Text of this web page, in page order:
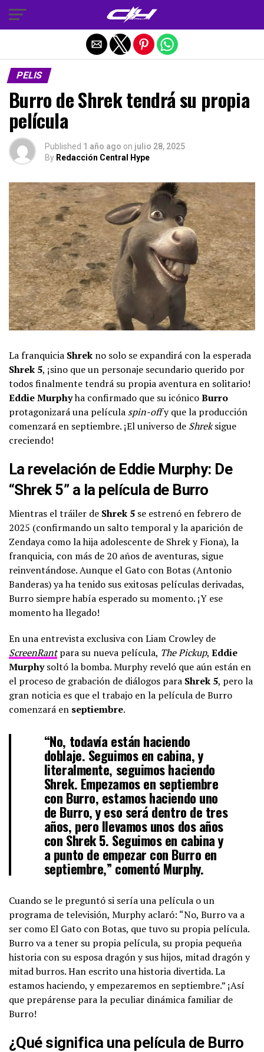
PELIS
Burro de Shrek tendrá su propia
película
Published 1 año ago on julio 28, 2025
By Redacción Central Hype
La franquicia Shrek no solo se expandirá con la esperada
Shrek 5, ¡sino que un personaje secundario querido por
todos finalmente tendrá su propia aventura en solitario!
Eddie Murphyha confirmado que su icónicoBurro
protagonizará una película spin-offy que la producción
comenzará en septiembre. ¡El universo de Shreksigue
creciendo!
La revelación de Eddie Murphy: De
“Shrek 5” a la película de Burro
Mientras el tráiler de Shrek 5 se estrenó en febrero de
2025 (confirmando un salto temporal y la aparición de
Zendaya como la hija adolescente de Shrek y Fiona), la
franquicia, con más de 20 años de aventuras, sigue
reinventándose. Aunque el Gato con Botas (Antonio
Banderas) ya ha tenido sus exitosas películas derivadas,
Burro siempre había esperado su momento. ¡Y ese
momento ha llegado!
En una entrevista exclusiva con Liam Crowley de
ScreenRantpara su nueva película, The Pickup, Eddie
Murphysoltó la bomba. Murphy reveló que aún están en
el proceso de grabación de diálogos para Shrek 5, pero la
gran noticia es que el trabajo en la película de Burro
comenzará en septiembre.
“No, todavía están haciendo
doblaje. Seguimos en cabina, y
literalmente, seguimos haciendo
Shrek. Empezamos en septiembre
con Burro, estamos haciendo uno
de Burro, y eso será dentro de tres
años, pero llevamos unos dos años
con Shrek 5. Seguimos en cabina y
a punto de empezar con Burro en
septiembre,” comentó Murphy.
Cuando se le preguntó si sería una película o un
programa de televisión, Murphy aclaró: “No, Burro va a
ser como El Gato con Botas, que tuvo su propia película.
Burro va a tener su propia película, su propia pequeña
historia con su esposa dragón y sus hijos, mitad dragón y
mitad burros. Han escrito una historia divertida. La
estamos haciendo, y empezaremos en septiembre.” ¡Así
que prepárense para la peculiar dinámica familiar de
Burro!
¿Qué significa una película de Burro
Salir de la versión móvil